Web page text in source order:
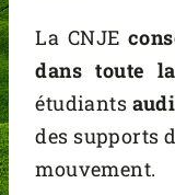
La CNJE
dans toute
étudiants
des supports
mouvement.